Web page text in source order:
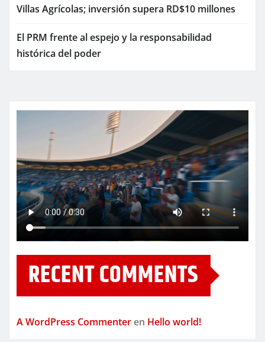
Villas Agrícolas; inversión supera RD$10 millones
El PRM frente al espejo y la responsabilidad
histórica del poder
RECENT COMMENTS
A WordPress Commenter en Hello world!